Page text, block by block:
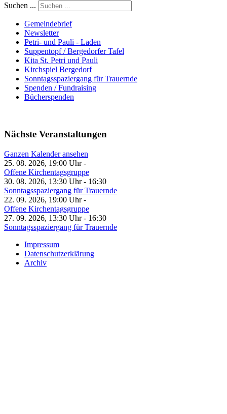
Suchen ...
Gemeindebrief
Newsletter
Petri- und Pauli - Laden
Suppentopf / Bergedorfer Tafel
Kita St. Petri und Pauli
Kirchspiel Bergedorf
Sonntagsspaziergang für Trauernde
Spenden / Fundraising
Bücherspenden
Nächste Veranstaltungen
Ganzen Kalender ansehen
25. 08. 2026, 19:00 Uhr -
Offene Kirchentagsgruppe
30. 08. 2026, 13:30 Uhr - 16:30
Sonntagsspaziergang für Trauernde
22. 09. 2026, 19:00 Uhr -
Offene Kirchentagsgruppe
27. 09. 2026, 13:30 Uhr - 16:30
Sonntagsspaziergang für Trauernde
Impressum
Datenschutzerklärung
Archiv